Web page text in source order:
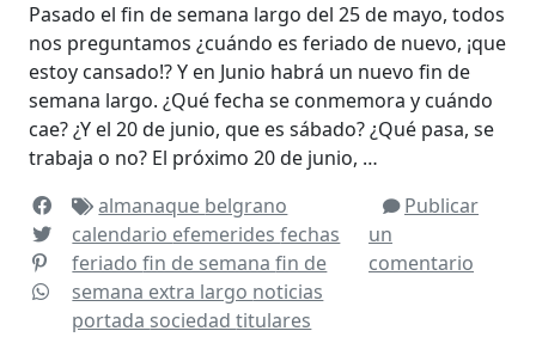
Pasado el fin de semana largo del 25 de mayo, todos
nos preguntamos ¿cuándo es feriado de nuevo, ¡que
estoy cansado!? Y en Junio habrá un nuevo fin de
semana largo. ¿Qué fecha se conmemora y cuándo
cae? ¿Y el 20 de junio, que es sábado? ¿Qué pasa, se
trabaja o no? El próximo 20 de junio, …
almanaque belgrano
calendario efemeridesfechas
feriadofin de semanafin de
semana extra largo noticias
portada sociedadtitulares
Publicar
un
comentario